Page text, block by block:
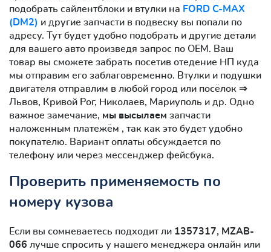
подобрать сайлентблоки и втулки на FORD C-MAX
(DM2) и другие запчасти в подвеску вы попали по
адресу. Тут будет удобно подобрать и другие детали
для вашего авто произведя запрос по OEM. Ваш
товар вы сможете забрать посетив отедение НП куда
мы отправим его заблаговременно. Втулки и подушки
двигателя отправлим в любой город или посёлок ⇒
Львов, Кривой Рог, Николаев, Мариуполь и др. Одно
важное замечание, мы высылаем запчасти
наложенным платежём , так как это будет удобно
покупателю. Вариант оплаты обсуждается по
телефону или через мессенджер фейсбука.
Проверить применяемость по
номеру кузова
Если вы сомневаетесь подходит ли 1357317, MZAB-
066 лучше спросить у нашего менеджера онлайн или